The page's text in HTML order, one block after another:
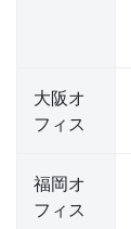
大阪オ
フィス
福岡オ
フィス